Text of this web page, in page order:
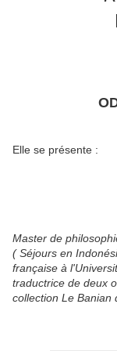
Elle se présente :
Master de
( Séjours en
française à
traductrice de deux
collection Le Banian